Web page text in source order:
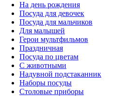
На день рождения
Посуда для девочек
Посуда для мальчиков
Для малышей
Герои мультфильмов
Праздничная
Посуда по цветам
С животными
Надувной подстаканник
Наборы посуды
Столовые приборы